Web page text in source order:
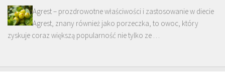
Agrest – prozdrowotne właściwości i zastosowanie w diecie
Agrest, znany również jako porzeczka, to owoc, który
zyskuje coraz większą popularność nie tylko ze …